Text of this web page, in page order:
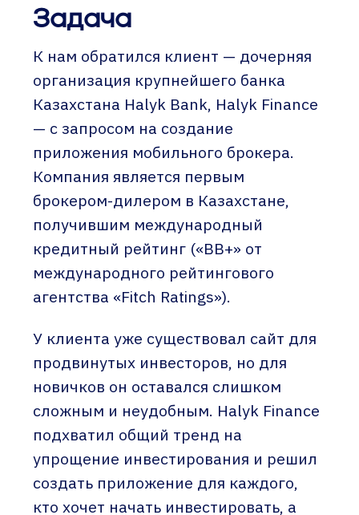
Задача
К нам обратился клиент — дочерняя
организация крупнейшего банка
Казахстана Halyk Bank, Halyk Finance
— с запросом на создание
приложения мобильного брокера.
Компания является первым
брокером-дилером в Казахстане,
получившим международный
кредитный рейтинг («BB+» от
международного рейтингового
агентства «Fitch Ratings»).
У клиента уже существовал сайт для
продвинутых инвесторов, но для
новичков он оставался слишком
сложным и неудобным. Halyk Finance
подхватил общий тренд на
упрощение инвестирования и решил
создать приложение для каждого,
кто хочет начать инвестировать, а